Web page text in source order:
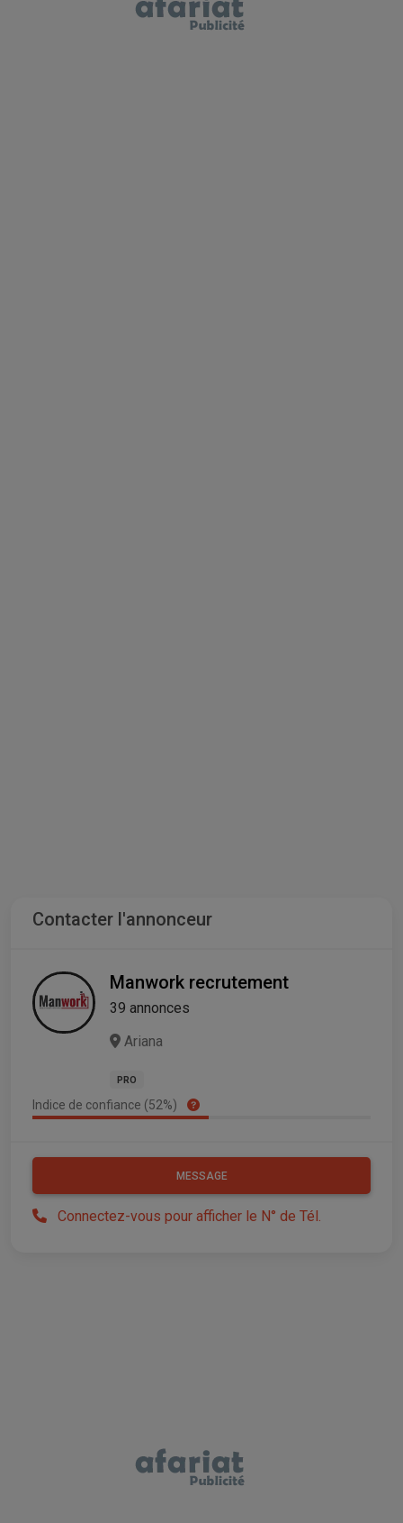
Contacter l'annonceur
Manwork recrutement
39 annonces
Ariana
PRO
Indice de confiance (52%)
MESSAGE
Connectez-vous pour afficher le N° de Tél.